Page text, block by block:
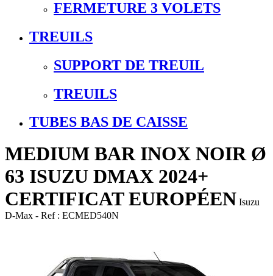
FERMETURE 3 VOLETS
TREUILS
SUPPORT DE TREUIL
TREUILS
TUBES BAS DE CAISSE
MEDIUM BAR INOX NOIR Ø
63 ISUZU DMAX 2024+
CERTIFICAT EUROPÉEN Isuzu
D-Max - Ref : ECMED540N